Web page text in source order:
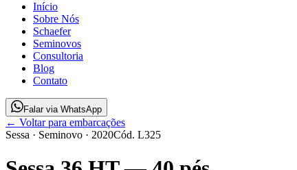
Início
Sobre Nós
Schaefer
Seminovos
Consultoria
Blog
Contato
Falar via WhatsApp
← Voltar para embarcações
Sessa · Seminovo · 2020Cód. L325